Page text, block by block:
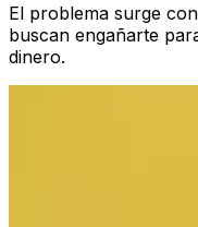
El problema surge
buscan engañarte
dinero.